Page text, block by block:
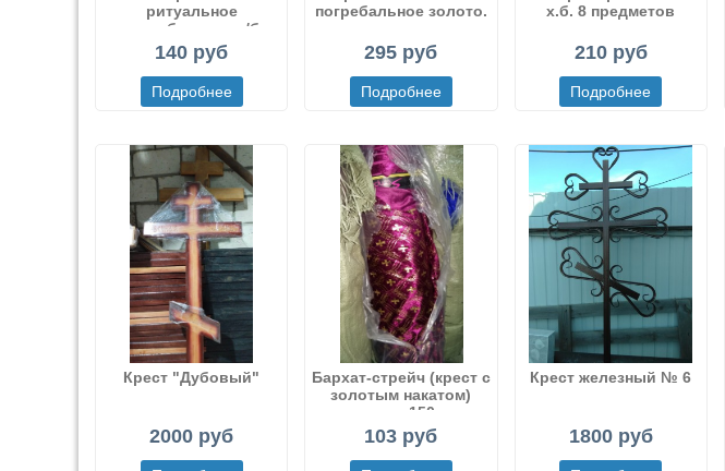
ритуальное
погребальное х/б
140 руб
погребальное золото.
295 руб
х.б. 8 предметов
210 руб
Крест "Дубовый"
2000 руб
Бархат-стрейч (крест с
золотым накатом)
плотность 150 гр на
м.п.
103 руб
Крест железный № 6
1800 руб